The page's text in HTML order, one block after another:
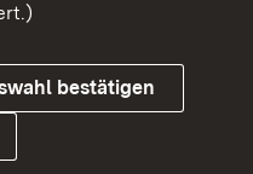
bestätigen